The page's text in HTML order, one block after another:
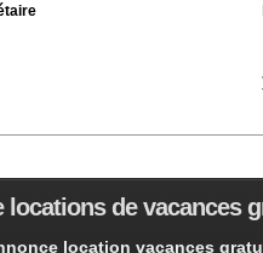
locations de vacances
location vacances